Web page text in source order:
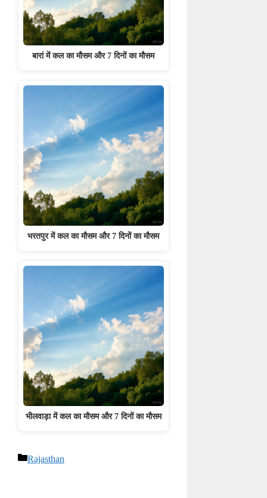
बारां में कल का मौसम और 7 दिनों का मौसम
भरतपुर में कल का मौसम और 7 दिनों का मौसम
भीलवाड़ा में कल का मौसम और 7 दिनों का मौसम
Categories
Rajasthan